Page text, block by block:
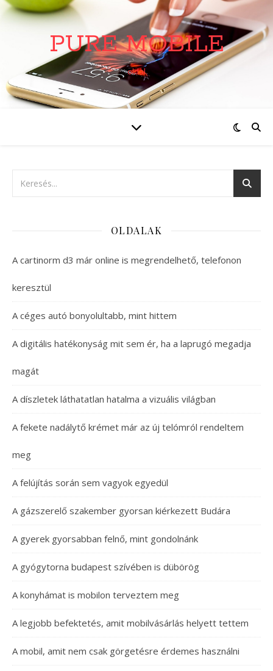
PURE MOBILE
oldal
OLDALAK
A cartinorm d3 már online is megrendelhető, telefonon
keresztül
A céges autó bonyolultabb, mint hittem
A digitális hatékonyság mit sem ér, ha a laprugó megadja
magát
A díszletek láthatatlan hatalma a vizuális világban
A fekete nadálytő krémet már az új telómról rendeltem
meg
A felújítás során sem vagyok egyedül
A gázszerelő szakember gyorsan kiérkezett Budára
A gyerek gyorsabban felnő, mint gondolnánk
A gyógytorna budapest szívében is dübörög
A konyhámat is mobilon terveztem meg
A legjobb befektetés, amit mobilvásárlás helyett tettem
A mobil, amit nem csak görgetésre érdemes használni